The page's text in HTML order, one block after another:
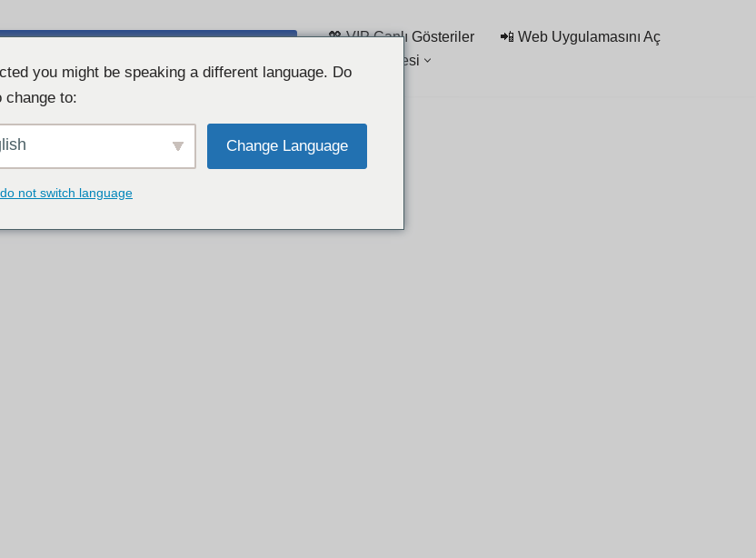
💖 VIP Canlı Gösteriler
📲 Web Uygulamasını Aç
Sohbet Listesi
you might be speaking a different language. Do
change to:
Change Language
not switch language